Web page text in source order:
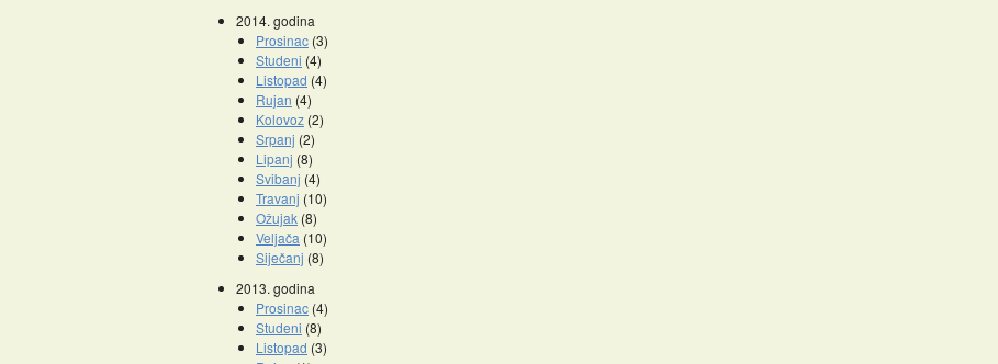
2014. godina
Prosinac (3)
Studeni (4)
Listopad (4)
Rujan (4)
Kolovoz (2)
Srpanj (2)
Lipanj (8)
Svibanj (4)
Travanj (10)
Ožujak (8)
Veljača (10)
Siječanj (8)
2013. godina
Prosinac (4)
Studeni (8)
Listopad (3)